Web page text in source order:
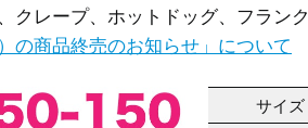
クレープ、ホットドッグ、フラン
の商品終売のお知らせ」について
サイズ